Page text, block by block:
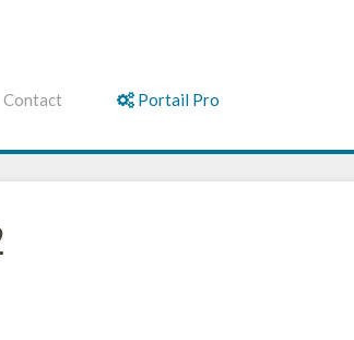
Contact Portail Pro